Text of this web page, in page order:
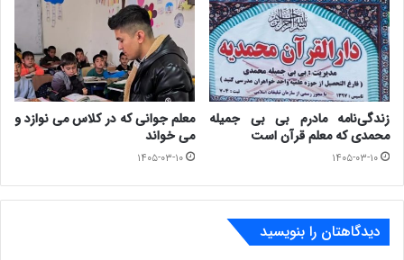
صدای سکوت بلندی شنیده می شود هیچ جوابی برای سئوالم
ندارد.
با گذشت هر روز آستانه ی صبرم بیشتر لبریز می شود اما با
این حال امید مانند پروانه ای در آن میان برای خودش به این
مرا سر پا نگه داشته است؟
همه جا تاریک است انگار هیچ وقت قرار نیست نوری بتابد،
زندگی‌نامه مادرم بی بی جمیله
محمدی که معلم قرآن است
۱۴۰۵-۰۳-۱۰
معلم جوانی که در کلاس می نوازد و
می خواند
۱۴۰۵-۰۳-۱۰
دیدگاهتان را بنویسید